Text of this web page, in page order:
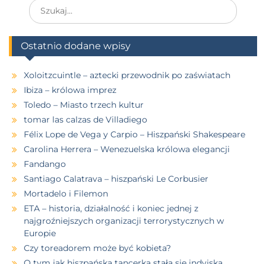
Ostatnio dodane wpisy
Xoloitzcuintle – aztecki przewodnik po zaświatach
Ibiza – królowa imprez
Toledo – Miasto trzech kultur
tomar las calzas de Villadiego
Félix Lope de Vega y Carpio – Hiszpański Shakespeare
Carolina Herrera – Wenezuelska królowa elegancji
Fandango
Santiago Calatrava – hiszpański Le Corbusier
Mortadelo i Filemon
ETA – historia, działalność i koniec jednej z
najgroźniejszych organizacji terrorystycznych w
Europie
Czy toreadorem może być kobieta?